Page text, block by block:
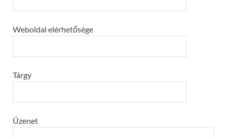
Weboldal elérhetősége
Tárgy
Üzenet